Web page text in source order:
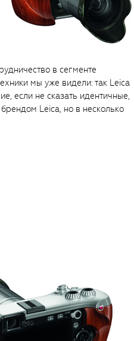
в сегменте
мы уже видели: так Leica
если не сказать идентичные,
Leica, но в несколько